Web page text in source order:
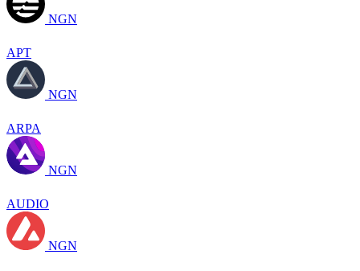
NGN
APT
NGN
ARPA
NGN
AUDIO
NGN